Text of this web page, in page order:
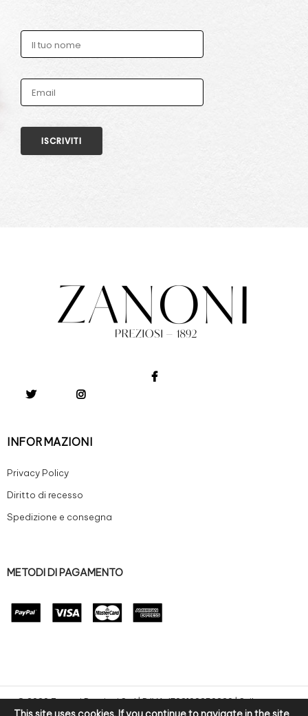
INFORMAZIONI
Privacy Policy
Diritto di recesso
Spedizione e consegna
METODI DI PAGAMENTO
© 2020 Zanoni Preziosi S.r.l | P.IVA: IT02100250220 | Sviluppo e-